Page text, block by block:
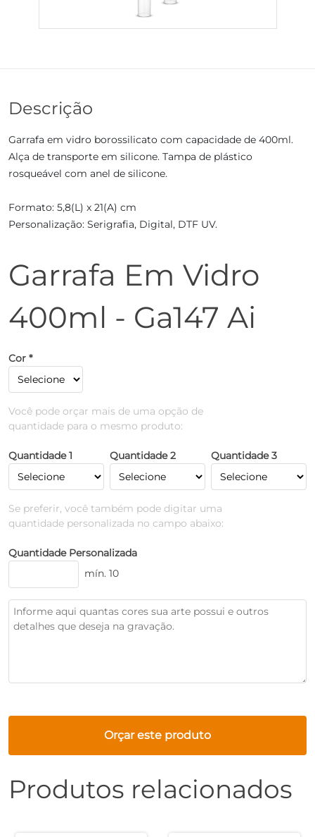
Descrição
Garrafa em vidro borossilicato com capacidade de 400ml.
Alça de transporte em silicone. Tampa de plástico
rosqueável com anel de silicone.
Formato: 5,8(L) x 21(A) cm
Personalização: Serigrafia, Digital, DTF UV.
Garrafa Em Vidro
400ml - Ga147 Ai
Cor *
Você pode orçar mais de uma opção de
quantidade para o mesmo produto:
Quantidade 1 Quantidade 2 Quantidade 3
Se preferir, você também pode digitar uma
quantidade personalizada no campo abaixo:
Quantidade Personalizada
mín. 10
Orçar este produto
Produtos relacionados